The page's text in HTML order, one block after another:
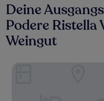
Deine
Podere Ristella
Weingut